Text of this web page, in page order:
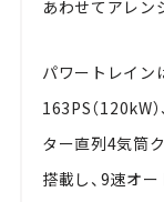
あわせてアレン
パワートレイン
163PS（120kW
ター直列4気筒
搭載し、9速オ